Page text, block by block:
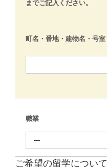
までご記入ください。
町名・番地・建物名・号室
職業
ご希望の留学について